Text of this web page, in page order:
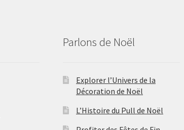
Parlons de Noël
Explorer l’Univers de la
Décoration de Noël
L’Histoire du Pull de Noël